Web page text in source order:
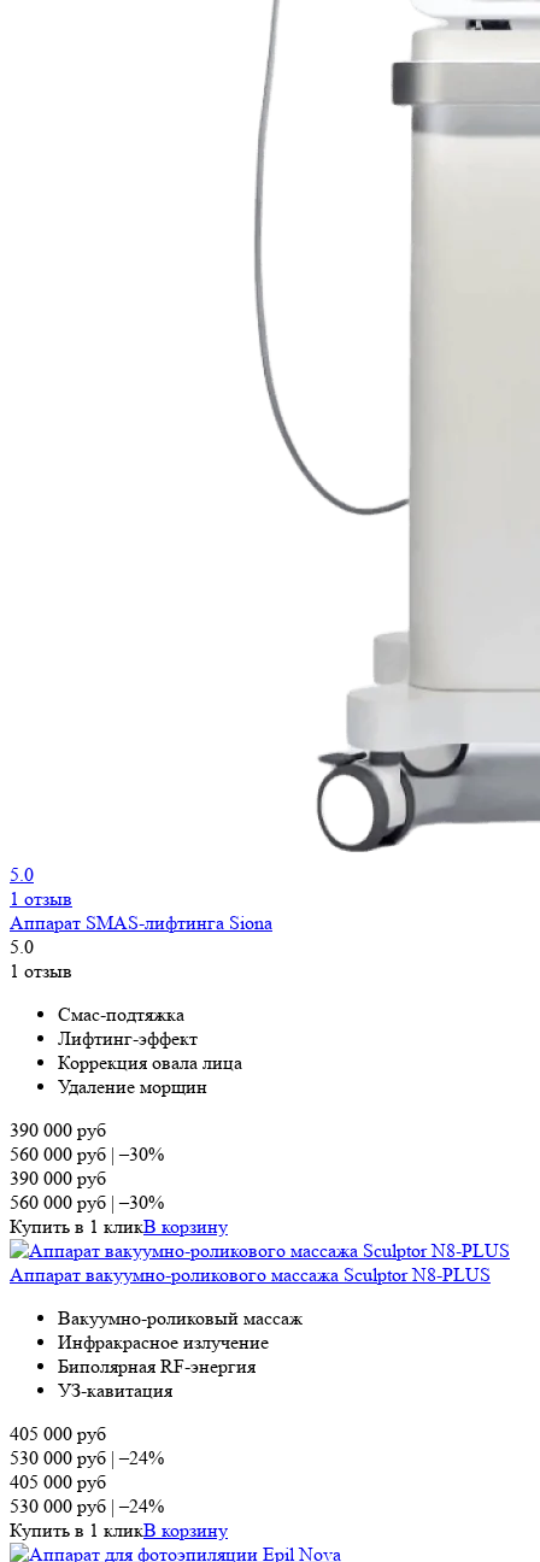
5.0
1 отзыв
Аппарат SMAS-лифтинга Siona
5.0
1 отзыв
Смас-подтяжка
Лифтинг-эффект
Коррекция овала лица
Удаление морщин
390 000 руб
560 000 руб |–30%
390 000 руб
560 000 руб |–30%
Купить в 1 кликВ корзину
Аппарат вакуумно-роликового массажа Sculptor N8-PLUS
Вакуумно-роликовый массаж
Инфракрасное излучение
Биполярная RF-энергия
УЗ-кавитация
405 000 руб
530 000 руб |–24%
405 000 руб
530 000 руб |–24%
Купить в 1 кликВ корзину